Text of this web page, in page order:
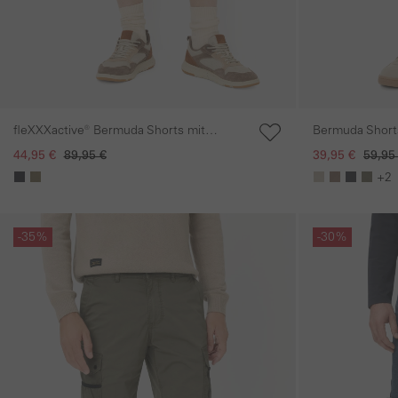
fleXXXactive® Bermuda Shorts mit
Tunnelzug
44,95 € 89,95 €
Bermuda
39,95 €
59,95
+2
-35%
-30%
Galerie